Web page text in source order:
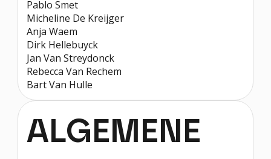
Pablo Smet
Micheline De Kreijger
Anja Waem
Dirk Hellebuyck
Jan Van Streydonck
Rebecca Van Rechem
Bart Van Hulle
ALGEMENE